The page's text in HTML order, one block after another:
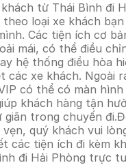
từ Thái Bình đi
loại xe khách
Các tiện ích cơ
mái, có thể điều
hệ thống điều hòa
các xe khách. Ngoài
có thể có màn
khách hàng tận
giãn trong chuyến
quý khách vui
các tiện ích đi kèm
đi Hải Phòng trực